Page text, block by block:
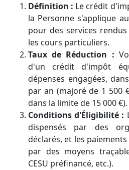
Définition : Le crédit
la Personne s'applique
pour des services
les cours particuliers.
Taux de Réduction :
d'un crédit d'impôt
dépenses engagées,
par an (majoré de 1 500
dans la limite de 15 000 €).
Conditions d'Éligibilité :
dispensés par des
déclarés, et les
par des moyens
CESU préfinancé, etc.).